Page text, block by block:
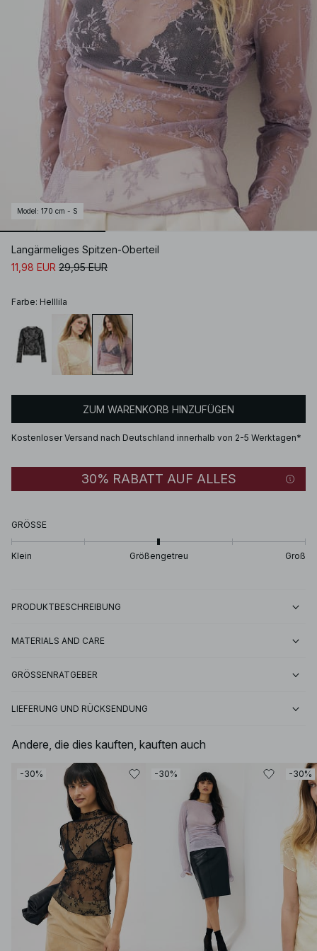
Model : 170 cm - S
Langärmeliges Spitzen-Oberteil
11,98 EUR 29,95 EUR
Farbe: Helllila
ZUM WARENKORB HINZUFÜGEN
Kostenloser Versand nach Deutschland innerhalb von 2-5 Werktagen*
30% RABATT AUF ALLES
GRÖSSE
Klein Größengetreu Groß
PRODUKTBESCHREIBUNG
MATERIALS AND CARE
GRÖSSENRATGEBER
LIEFERUNG UND RÜCKSENDUNG
Andere, die dies kauften, kauften auch
-30% -30% -30%